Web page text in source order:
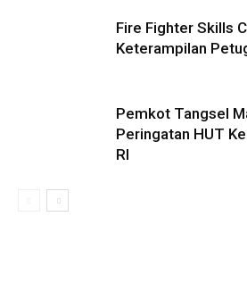
Fire Fighter Skills
Keterampilan
Pemkot Tangsel
Peringatan HUT
RI